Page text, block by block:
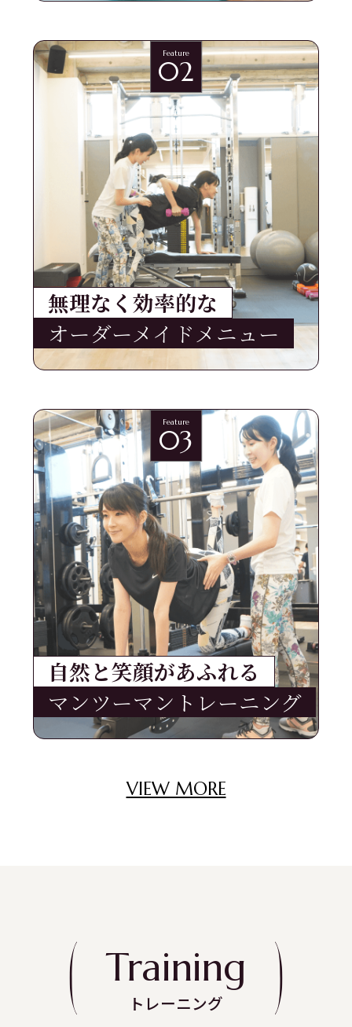
Feature
02
無理なく効率的な
オーダーメイドメニュー
Feature
03
自然と笑顔があふれる
マンツーマントレーニング
VIEW MORE
Training
トレーニング